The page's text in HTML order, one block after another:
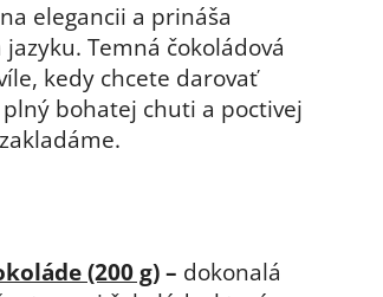
elegancii a prináša
Temná čokoládová
kedy chcete darovať
bohatej chuti a poctivej
(200 g) – dokonalá